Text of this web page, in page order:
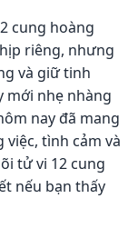
cung hoàng
riêng, nhưng
và giữ tinh
mới nhẹ nhàng
nay đã mang
việc, tình cảm và
tử vi 12 cung
nếu bạn thấy